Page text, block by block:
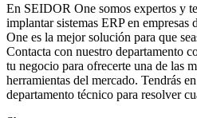
En SEIDOR One somos expertos y
implantar sistemas ERP en empresas
One es la mejor solución para que
Contacta con nuestro departamento
tu negocio para ofrecerte una de las
herramientas del mercado. Tendrás
departamento técnico para resolver